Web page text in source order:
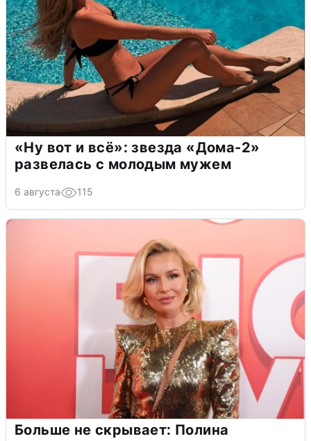
«Ну вот и всё»: звезда «Дома-2»
развелась с молодым мужем
6 августа 115
Больше не скрывает: Полина